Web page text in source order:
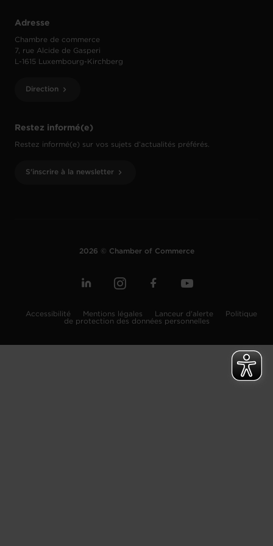
Restez informé(e)
Restez informé(e) sur vos sujets d’actualités préférés.
S'inscrire à la newsletter
Adresse
Chambre de commerce
7, rue Alcide de Gasperi
L-1615 Luxembourg-Kirchberg
Direction
2026 © Chamber of Commerce
Accessibilité Mentions légales Lanceur d'alerte
Politique
de protection des données personnelles